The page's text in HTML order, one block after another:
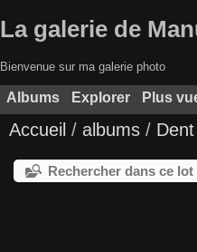
La galerie de
Bienvenue sur ma galerie photo
Albums Explorer Plus
Accueil / albums /
Rechercher dans ce lot